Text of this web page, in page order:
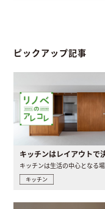
ピックアップ記事
キッチン